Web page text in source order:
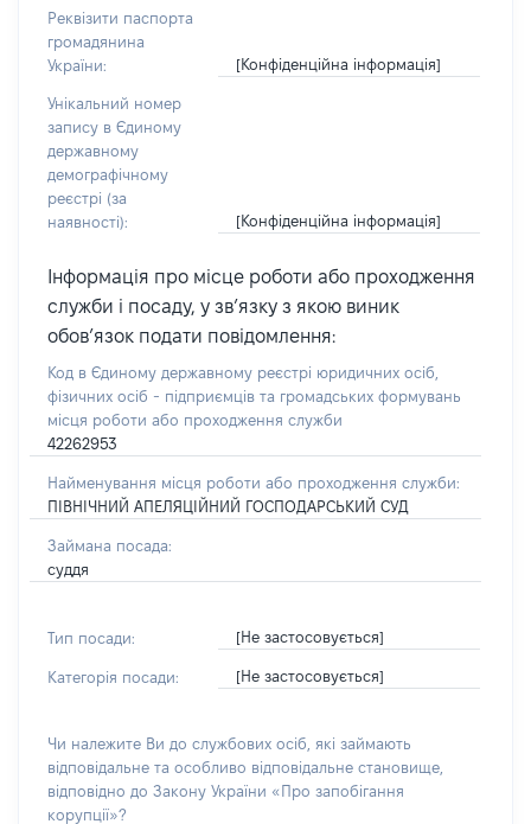
Реквізити паспорта
громадянина
України:
[Конфіденційна інформація]
Унікальний номер
запису в Єдиному
державному
демографічному
реєстрі (за
наявності):
[Конфіденційна інформація]
Інформація про місце роботи або проходження
служби і посаду, у зв’язку з якою виник
обов’язок подати повідомлення:
Код в Єдиному державному реєстрі юридичних осіб,
фізичних осіб - підприємців та громадських формувань
місця роботи або проходження служби
42262953
Найменування місця роботи або проходження служби:
ПІВНІЧНИЙ АПЕЛЯЦІЙНИЙ ГОСПОДАРСЬКИЙ СУД
Займана посада:
суддя
Тип посади: [Не застосовується]
Категорія посади: [Не застосовується]
Чи належите Ви до службових осіб, які займають
відповідальне та особливо відповідальне становище,
відповідно до Закону України «Про запобігання
корупції»?